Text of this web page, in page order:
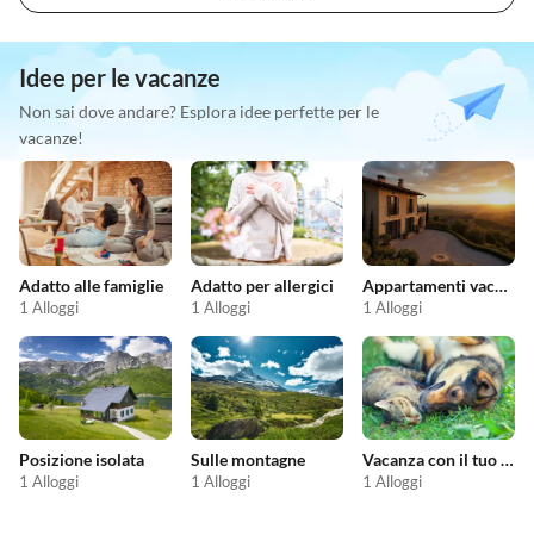
Idee per le vacanze
Non sai dove andare? Esplora idee perfette per le
vacanze!
Adatto alle famiglie
1 Alloggi
Adatto per allergici
1 Alloggi
Appartamenti vacanze economici
1 Alloggi
Posizione isolata
1 Alloggi
Sulle montagne
1 Alloggi
Vacanza con il tuo animale domestico
1 Alloggi